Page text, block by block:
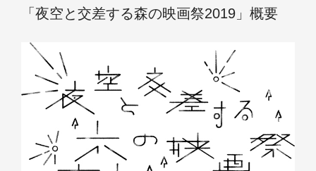
「夜空と交差する森の映画祭2019」概要